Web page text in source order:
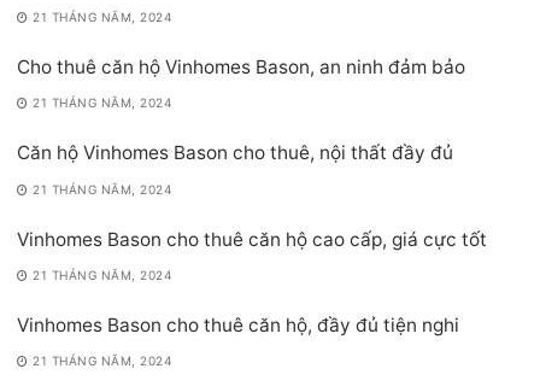
21 THÁNG NĂM, 2024
Cho thuê căn hộ Vinhomes Bason, an ninh đảm bảo
21 THÁNG NĂM, 2024
Căn hộ Vinhomes Bason cho thuê, nội thất đầy đủ
21 THÁNG NĂM, 2024
Vinhomes Bason cho thuê căn hộ cao cấp, giá cực tốt
21 THÁNG NĂM, 2024
Vinhomes Bason cho thuê căn hộ, đầy đủ tiện nghi
21 THÁNG NĂM, 2024